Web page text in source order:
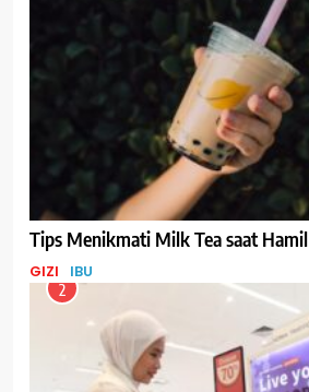
Tips Menikmati Milk Tea saat Hamil
GIZI IBU
2